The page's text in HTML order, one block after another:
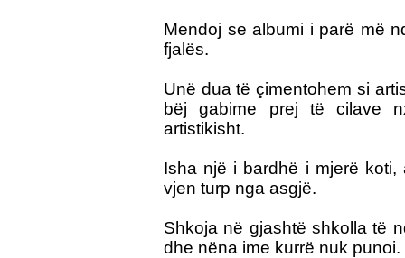
Mendoj se albumi i parë më
fjalës.
Unë dua të çimentohem si
bëj gabime prej të cilave
artistikisht.
Isha një i bardhë i mjerë
vjen turp nga asgjë.
Shkoja në gjashtë shkolla të
dhe nëna ime kurrë nuk punoi.